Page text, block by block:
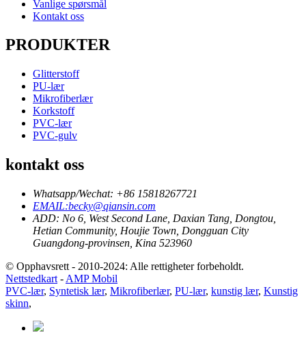
Vanlige spørsmål
Kontakt oss
PRODUKTER
Glitterstoff
PU-lær
Mikrofiberlær
Korkstoff
PVC-lær
PVC-gulv
kontakt oss
Whatsapp/Wechat: +86 15818267721
EMAIL:becky@qiansin.com
ADD: No 6, West Second Lane, Daxian Tang, Dongtou,
Hetian Community, Houjie Town, Dongguan City
Guangdong-provinsen, Kina 523960
© Opphavsrett - 2010-2024: Alle rettigheter forbeholdt.
Nettstedkart - AMP Mobil
PVC-lær, Syntetisk lær, Mikrofiberlær, PU-lær, kunstig lær, Kunstig
skinn,